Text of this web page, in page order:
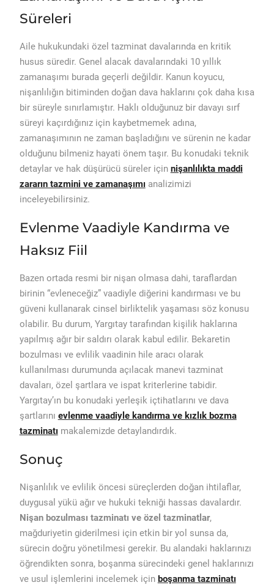
Süreleri
Aile hukukundaki özel tazminat davalarında en kritik
husus süredir. Genel alacak davalarındaki 10 yıllık
zamanaşımı burada geçerli değildir. Kanun koyucu,
nişanlılığın bitiminden doğan dava haklarını çok daha kısa
bir süreyle sınırlamıştır. Haklı olduğunuz bir davayı sırf
süreyi kaçırdığınız için kaybetmemek adına,
zamanaşımının ne zaman başladığını ve sürenin ne kadar
olduğunu bilmeniz hayati önem taşır. Bu konudaki teknik
detaylar ve hak düşürücü süreler için nişanlılıkta maddi
zararın tazmini ve zamanaşımı analizimizi
inceleyebilirsiniz.
Evlenme Vaadiyle Kandırma ve
Haksız Fiil
Bazen ortada resmi bir nişan olmasa dahi, taraflardan
birinin “evleneceğiz” vaadiyle diğerini kandırması ve bu
güveni kullanarak cinsel birliktelik yaşaması söz konusu
olabilir. Bu durum, Yargıtay tarafından kişilik haklarına
yapılmış ağır bir saldırı olarak kabul edilir. Bekaretin
bozulması ve evlilik vaadinin hile aracı olarak
kullanılması durumunda açılacak manevi tazminat
davaları, özel şartlara ve ispat kriterlerine tabidir.
Yargıtay’ın bu konudaki yerleşik içtihatlarını ve dava
şartlarını evlenme vaadiyle kandırma ve kızlık bozma
tazminatı makalemizde detaylandırdık.
Sonuç
Nişanlılık ve evlilik öncesi süreçlerden doğan ihtilaflar,
duygusal yükü ağır ve hukuki tekniği hassas davalardır.
Nişan bozulması tazminatı ve özel tazminatlar,
mağduriyetin giderilmesi için etkin bir yol sunsa da,
sürecin doğru yönetilmesi gerekir. Bu alandaki haklarınızı
öğrendikten sonra, boşanma sürecindeki genel haklarınızı
ve usul işlemlerini incelemek için boşanma tazminatı